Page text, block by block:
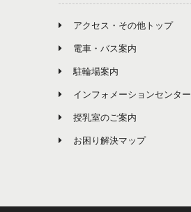
アクセス・その他トップ
電車・バス案内
駐輪場案内
インフォメーションセンター
授乳室のご案内
お困り解決マップ